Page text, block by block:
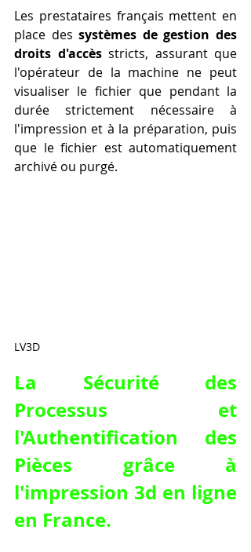
Les prestataires français mettent en
place des systèmes de gestion des
droits d'accès stricts, assurant que
l'opérateur de la machine ne peut
visualiser le fichier que pendant la
durée strictement nécessaire à
l'impression et à la préparation, puis
que le fichier est automatiquement
archivé ou purgé.
LV3D
La Sécurité des
Processus et
l'Authentification des
Pièces grâce à
l'impression 3d en ligne
en France.